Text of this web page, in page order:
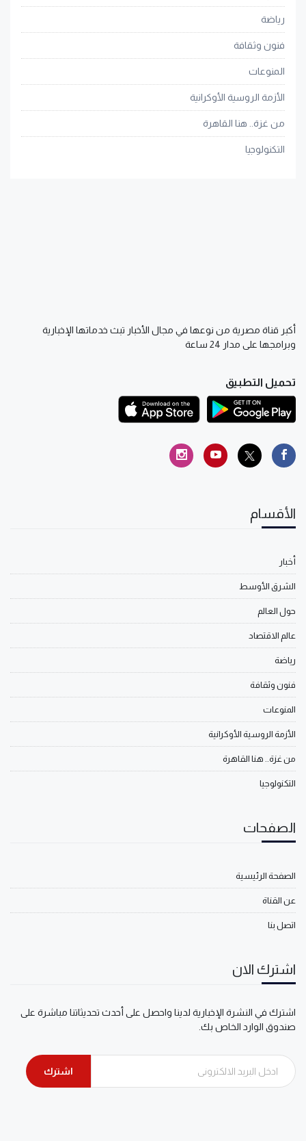
رياضة
فنون وثقافة
المنوعات
الأزمة الروسية الأوكرانية
من غزة.. هنا القاهرة
التكنولوجيا
أكبر قناة مصرية من نوعها في مجال الأخبار تبث خدماتها الإخبارية
وبرامجها على مدار 24 ساعة
تحميل التطبيق
الأقسام
أخبار
الشرق الأوسط
حول العالم
عالم الاقتصاد
رياضة
فنون وثقافة
المنوعات
الأزمة الروسية الأوكرانية
من غزة.. هنا القاهرة
التكنولوجيا
الصفحات
الصفحة الرئيسية
عن القناة
اتصل بنا
اشترك الان
اشترك في النشرة الإخبارية لدينا واحصل على أحدث تحديثاتنا مباشرة على
صندوق الوارد الخاص بك.
اشترك